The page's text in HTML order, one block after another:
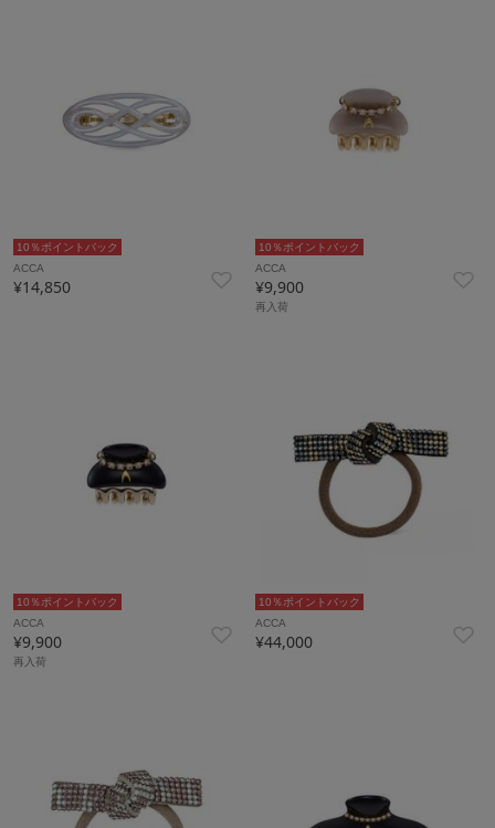
10％ポイントバック
ACCA
¥14,850
10％ポイントバック
ACCA
¥9,900
再入荷
10％ポイントバック
ACCA
¥9,900
再入荷
10％ポイントバック
ACCA
¥44,000